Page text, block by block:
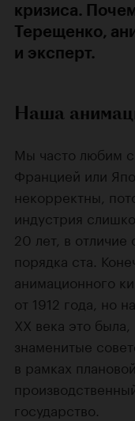
кризиса.
Терещенко,
и эксперт.
Наша
Мы часто любим
Францией или
некорректны,
индустрия
20 лет, в
порядка ста.
анимационного
от 1912 года, но
XX века это
знаменитые
в рамках
государство.